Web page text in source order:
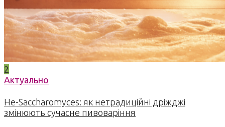
2
Актуально
Не-Saccharomyces: як нетрадиційні дріжджі
змінюють сучасне пивоваріння